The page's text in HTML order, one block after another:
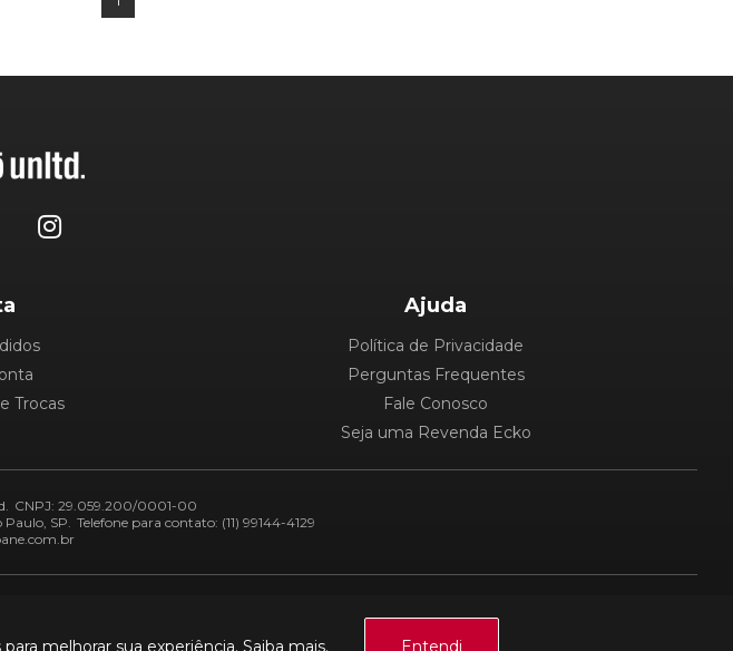
melhorar sua experiência. Saiba mais. Entendi
Trocas
Ajuda
Política de Privacidade
Perguntas Frequentes
Fale Conosco
Seja uma Revenda Ecko
CNPJ: 29.059.200/0001-00
Paulo, SP. Telefone para contato: (11) 99144-4129